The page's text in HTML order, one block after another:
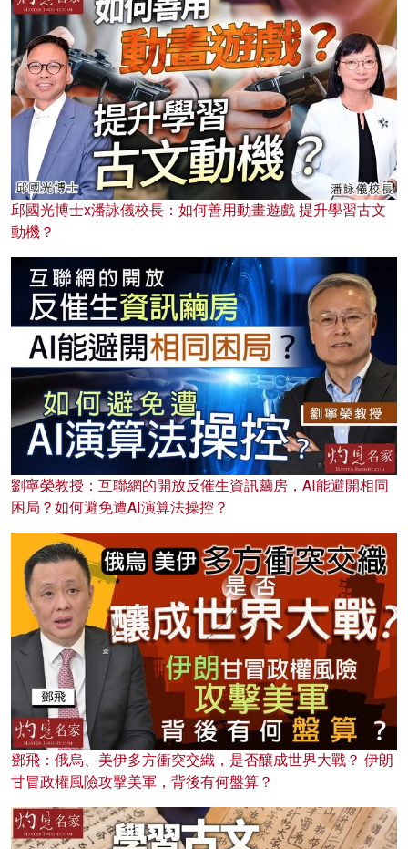
邱國光博士x潘詠儀校長：如何善用動畫遊戲 提升學習古文
動機？
劉寧榮教授：互聯網的開放反催生資訊繭房，AI能避開相同
困局？如何避免遭AI演算法操控？
鄧飛：俄烏、美伊多方衝突交織，是否釀成世界大戰？ 伊朗
甘冒政權風險攻擊美軍，背後有何盤算？